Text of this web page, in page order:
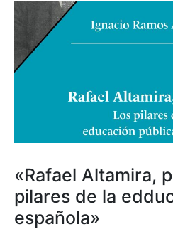
«Rafael Altamira,
pilares de la
española»